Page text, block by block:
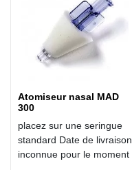
Atomiseur nasal MAD
300
placez sur une seringue
standard Date de livraison
inconnue pour le moment